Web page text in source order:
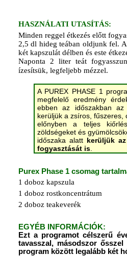
HASZNÁLATI UTASÍTÁS:
Minden reggel étkezés előtt
2,5 dl hideg teában oldjunk fel.
két kapszulát délben és este
Naponta 2 liter teát
ízesítsük, legfeljebb mézzel.
A PUREX PHASE 1
megfelelő eredmény
ebben az időszakban az
kerüljük a zsíros, fűszeres,
előnyben a teljes
zöldségeket és
időszaka alattkerüljük az
fogyasztását is.
Purex Phase 1 csomag
1 doboz kapszula
1 doboz rostkoncentrátum
2 doboz teakeverék
EGYÉB INFORMÁCIÓK:
Ezt a programot célszerű
tavasszal, másodszor
program között legalább két